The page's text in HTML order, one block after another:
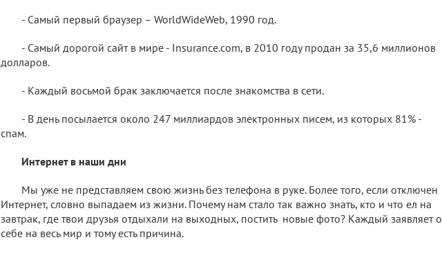
- Самый первый браузер – WorldWideWeb, 1990 год.
- Самый дорогой сайт в мире - Insurance.com, в 2010 году продан за 35,6 миллионов
долларов.
- Каждый восьмой брак заключается после знакомства в сети.
- В день посылается около 247 миллиардов электронных писем, из которых 81% -
спам.
Интернет в наши дни
Мы уже не представляем свою жизнь без телефона в руке. Более того, если отключен
Интернет, словно выпадаем из жизни. Почему нам стало так важно знать, кто и что ел на
завтрак, где твои друзья отдыхали на выходных, постить новые фото? Каждый заявляет о
себе на весь мир и тому есть причина.